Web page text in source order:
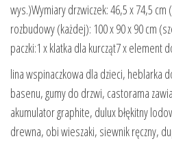
wys.)Wymiary drzwiczek: 46,5 x 74,5
rozbudowy (każdej): 100 x 90 x 90 cm
paczki:1 x klatka dla kurcząt7 x element
lina wspinaczkowa dla dzieci, heblarka
basenu, gumy do drzwi, castorama
akumulator graphite, dulux błękitny
drewna, obi wieszaki, siewnik ręczny,